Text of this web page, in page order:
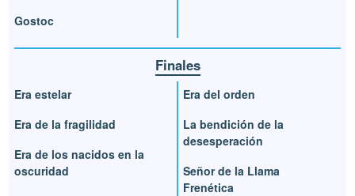
Gostoc
Finales
Era estelar
Era de la fragilidad
Era de los nacidos en la
oscuridad
Era del orden
La bendición de la
desesperación
Señor de la Llama
Frenética